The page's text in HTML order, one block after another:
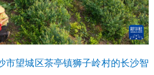
市望城区茶亭镇狮子岭村的长沙智